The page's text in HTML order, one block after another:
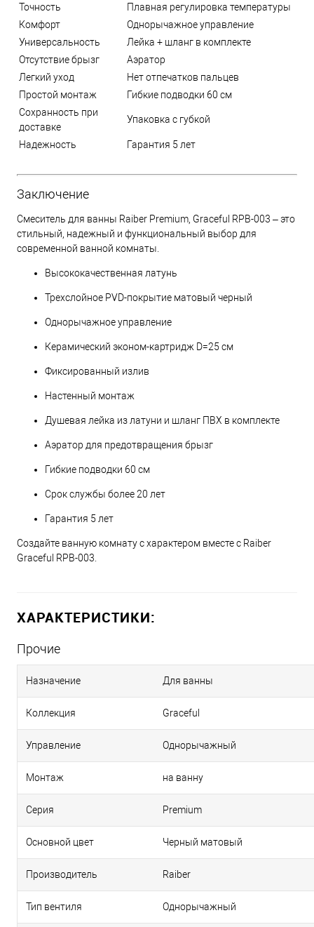
Точность
Плавная регулировка температуры
Комфорт
Однорычажное управление
Универсальность
Лейка + шланг в комплекте
Отсутствие брызг
Аэратор
Легкий уход
Нет отпечатков пальцев
Простой монтаж
Гибкие подводки 60 см
Сохранность при
доставке
Упаковка с губкой
Надежность Гарантия 5 лет
Заключение
Смеситель для ванны Raiber Premium, Graceful RPB-003 – это
стильный, надежный и функциональный выбор для
современной ванной комнаты.
Высококачественная латунь
Трехслойное PVD-покрытие матовый черный
Однорычажное управление
Керамический эконом-картридж D=25 см
Фиксированный излив
Настенный монтаж
Душевая лейка из латуни и шланг ПВХ в комплекте
Аэратор для предотвращения брызг
Гибкие подводки 60 см
Срок службы более 20 лет
Гарантия 5 лет
Создайте ванную комнату с характером вместе с Raiber
Graceful RPB-003.
ХАРАКТЕРИСТИКИ:
Прочие
Назначение Для ванны
Коллекция Graceful
Управление Однорычажный
Монтаж на ванну
Серия Premium
Основной цвет Черный матовый
Производитель Raiber
Тип вентиля Однорычажный